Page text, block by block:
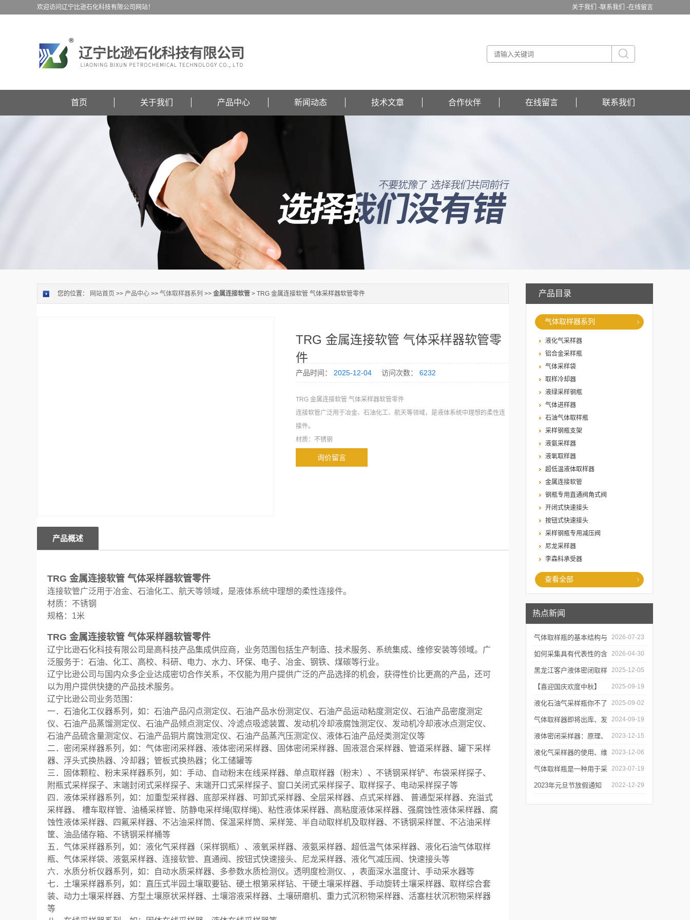
关于我们 -联系我们 -在线留言
欢迎访问辽宁比逊石化科技有限公司网站！
首页 关于我们 产品中心 新闻动态 技术文章 合作伙伴 在线留言 联系我们
产品目录
气体取样器系列
液化气采样器
铝合金采样瓶
气体采样袋
取样冷却器
液绿采样钢瓶
气体进样器
石油气体取样瓶
采样钢瓶支架
液氨采样器
液氧取样器
超低温液体取样器
金属连接软管
钢瓶专用直通阀角式阀
开闭式快速接头
按钮式快速接头
采样钢瓶专用减压阀
尼龙采样器
李森科承受器
查看全部
热点新闻
气体取样瓶的基本结构与
工作逻辑是什么？
2026-07-23
如何采集具有代表性的含
油水样？——石油类采水
器原理与使用
2026-04-30
黑龙江客户液体密闭取样
器项目顺利交付
2025-12-05
【喜迎国庆欢度中秋】
2025年国庆中秋放假通知
2025-09-19
液化石油气采样瓶你不了
解的知识！
2025-09-02
气体取样器即将出库、发
货！
2024-09-19
液体密闭采样器：原理、
应用和优势
2023-12-15
液化气采样器的使用、维
护与优化
2023-12-06
气体取样瓶是一种用于采
集、贮存和分析气体样品
2023-07-19
2023年元旦节放假通知 2022-12-29
您的位置： 网站首页 >> 产品中心 >> 气体取样器系列 >> 金属连接软管 > TRG 金属连接软管 气体采样器软管零件
TRG 金属连接软管 气体采样器软管零
件
产品时间： 2025-12-04 访问次数： 6232
TRG 金属连接软管 气体采样器软管零件
连接软管广泛用于冶金、石油化工、航天等领域，是液体系统中理想的柔性连
接件。
材质：不锈钢
规格：1米
询价留言
产品概述
TRG 金属连接软管 气体采样器软管零件
连接软管广泛用于冶金、石油化工、航天等领域，是液体系统中理想的柔性连接件。
材质：不锈钢
规格：1米
TRG 金属连接软管 气体采样器软管零件
辽宁比逊石化科技有限公司是高科技产品集成供应商，业务范围包括生产制造、技术服务、系统集成、维修安装等领域。广
泛服务于：石油、化工、高校、科研、电力、水力、环保、电子、冶金、钢铁、煤碳等行业。
辽宁比逊公司与国内众多企业达成密切合作关系，不仅能为用户提供广泛的产品选择的机会，获得性价比更高的产品，还可
以为用户提供快捷的产品技术服务。
辽宁比逊公司业务范围：
一．石油化工仪器系列，如：石油产品闪点测定仪、石油产品水份测定仪、石油产品运动粘度测定仪、石油产品密度测定
仪、石油产品蒸馏测定仪、石油产品倾点测定仪、冷滤点吸滤装置、发动机冷却液腐蚀测定仪、发动机冷却液冰点测定仪、
石油产品硫含量测定仪、石油产品铜片腐蚀测定仪、石油产品蒸汽压测定仪、液体石油产品烃类测定仪等
二．密闭采样器系列，如：气体密闭采样器、液体密闭采样器、固体密闭采样器、固液混合采样器、管道采样器、罐下采样
器、浮头式换热器、冷却器；管板式换热器；化工储罐等
三．固体颗粒、粉末采样器系列，如：手动、自动粉末在线采样器、单点取样器（粉末）、不锈钢采样铲、布袋采样探子、
附瓶式采样探子、末端封闭式采样探子、末端开口式采样探子、窗口关闭式采样探子、取样探子、电动采样探子等
四．液体采样器系列，如：加重型采样器、底部采样器、可卸式采样器、全层采样器、点式采样器、 普通型采样器、充溢式
采样器、 槽车取样管、油桶采样管、防静电采样绳(取样绳)、粘性液体采样器、高粘度液体采样器、强腐蚀性液体采样器、腐
蚀性液体采样器、四氟采样器、不沾油采样筒、保温采样筒、采样笼、半自动取样机及取样器、不锈钢采样筐、不沾油采样
筐、油品储存箱、不锈钢采样桶等
五．气体采样器系列，如：液化气采样器（采样钢瓶）、液氧采样器、液氨采样器、超低温气体采样器、液化石油气体取样
瓶、气体采样袋、液氨采样器、连接软管、直通阀、按钮式快速接头、尼龙采样器、液化气减压阀、快速接头等
六．水质分析仪器系列，如：自动水质采样器、多参数水质检测仪。透明度检测仪、，表面深水温度计、手动采水器等
七．土壤采样器系列，如：直压式半园土壤取要钻、硬土根第采样钻、干硬土壤采样器、手动旋转土壤采样器、取样综合套
装、动力土壤采样器、方型土壤原状采样器、土壤溶液采样器、土壤研磨机、重力式沉积物采样器、活塞柱状沉积物采样器
等